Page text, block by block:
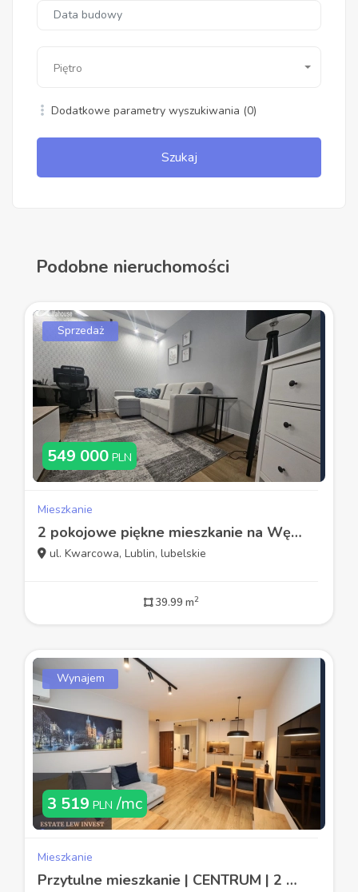
Piętro
Dodatkowe parametry wyszukiwania (0)
Szukaj
Podobne nieruchomości
Sprzedaż
549 000 PLN
Mieszkanie
2 pokojowe piękne mieszkanie na Węglinku
ul. Kwarcowa, Lublin, lubelskie
39.99 m2
Wynajem
3 519 PLN /mc
Mieszkanie
Przytulne mieszkanie | CENTRUM | 2 POKOJE | 41 M2